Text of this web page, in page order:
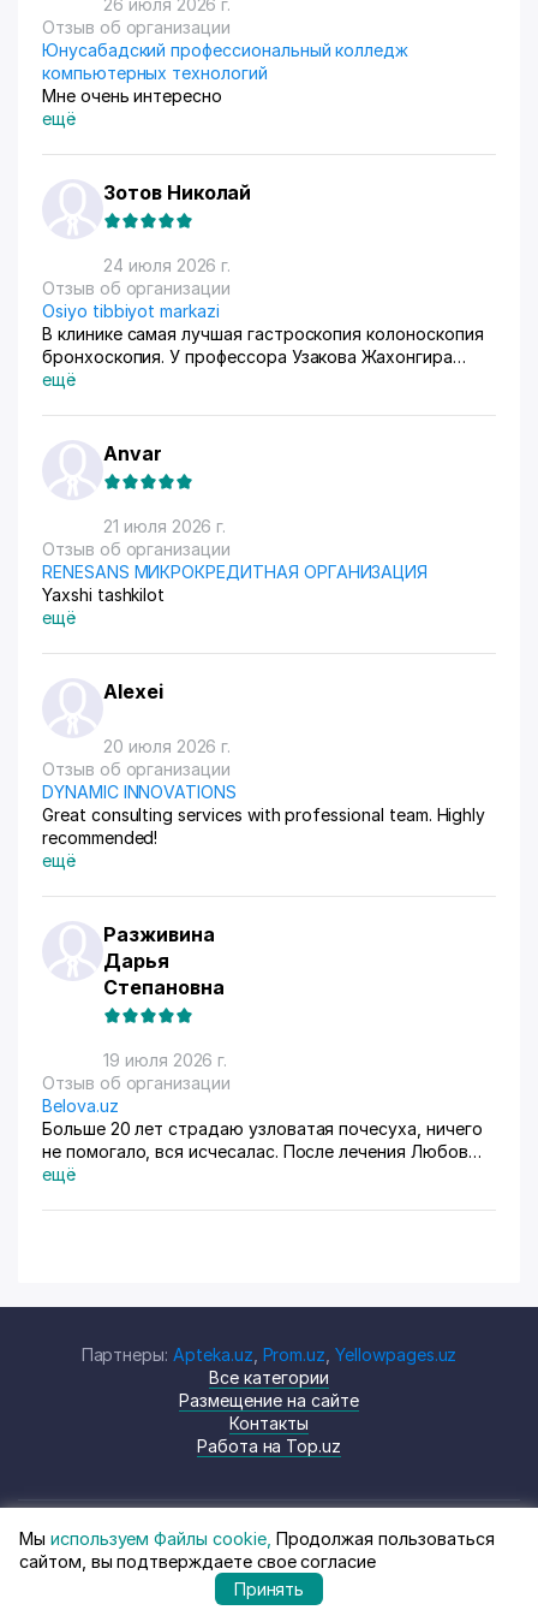
само по себе
26 июля 2026 г.
Отзыв об организации
Юнусабадский профессиональный колледж
компьютерных технологий
Мне очень интересно
ещё
Зотов Николай
24 июля 2026 г.
Отзыв об организации
Osiyo tibbiyot markazi
В клинике самая лучшая гастроскопия колоноскопия
бронхоскопия. У профессора Узакова Жахонгира
Низамовича.
ещё
Anvar
21 июля 2026 г.
Отзыв об организации
RENESANS МИКРОКРЕДИТНАЯ ОРГАНИЗАЦИЯ
Yaxshi tashkilot
ещё
Alexei
20 июля 2026 г.
Отзыв об организации
DYNAMIC INNOVATIONS
Great consulting services with professional team. Highly
recommended!
ещё
Разживина
Дарья
Степановна
19 июля 2026 г.
Отзыв об организации
Belova.uz
Больше 20 лет страдаю узловатая почесуха, ничего
не помогало, вся исчесалас. После лечения Любов
Владимировны 90% болячек ушло, сейчас
ещё
Партнеры: Apteka.uz Prom.uz ,Yellowpages.uz
Все категории
Размещение на сайте
Контакты
Работа на Top.uz
© Top.uz, 2024 Каталог компаний
Узбекистана
Политика
конфиденциальности
Мы используем Файлы cookie, Продолжая пользоваться
сайтом, вы подтверждаете свое согласие
Принять